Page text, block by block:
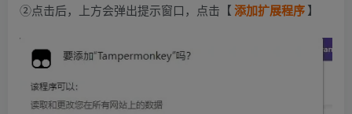
②点击后，上方会弹出提示窗口，点击【添加扩展程序】